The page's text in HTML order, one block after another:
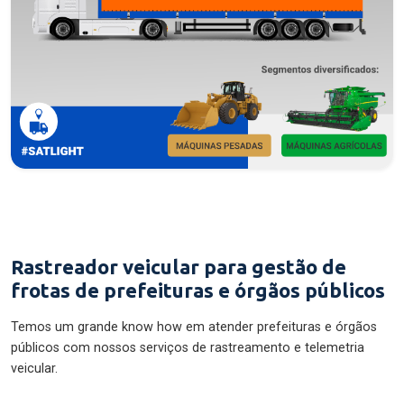
Rastreador veicular para gestão de
frotas de prefeituras e órgãos públicos
Temos um grande know how em atender prefeituras e órgãos
públicos com nossos serviços de rastreamento e telemetria
veicular.